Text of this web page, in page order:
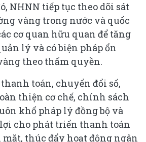
NHNN tiếp tục theo dõi sát
vàng trong nước và quốc
cơ quan hữu quan để tăng
lý và có biện pháp ổn
theo thẩm quyền.
toán, chuyển đổi số,
thiện cơ chế, chính sách
khổ pháp lý đồng bộ và
cho phát triển thanh toán
thúc đẩy hoạt động ngân